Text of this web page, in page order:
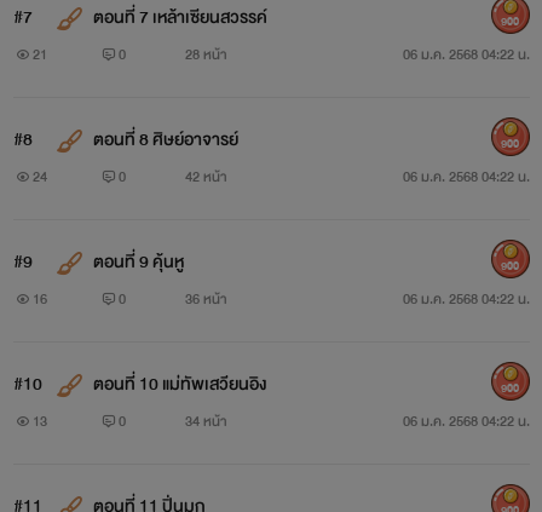
#7 ตอนที่ 7 เหล้าเซียนสวรรค์
21 0 28 หน้า 06 ม.ค. 2568 04:22 น.
900
#8 ตอนที่ 8 ศิษย์อาจารย์
24 0 42 หน้า 06 ม.ค. 2568 04:22 น.
900
#9 ตอนที่ 9 คุ้นหู
16 0 36 หน้า 06 ม.ค. 2568 04:22 น.
900
#10 ตอนที่ 10 แม่ทัพเสวียนอิง
13 0 34 หน้า 06 ม.ค. 2568 04:22 น.
900
#11 ตอนที่ 11 ปิ่นมุก